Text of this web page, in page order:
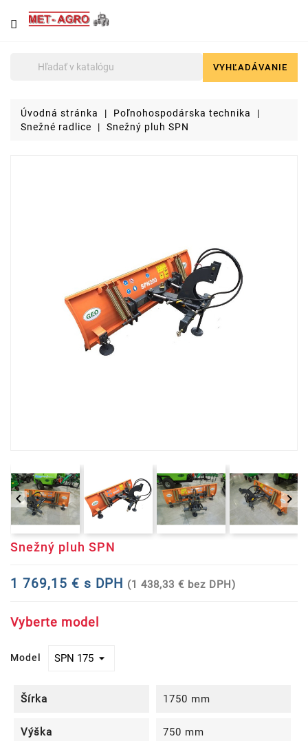
NÁJDETE
U
Lyžice
VYHĽADÁVANIE
Úvodná stránka
Poľnohospodárska technika
Snežné radlice
Snežný pluh SPN
 
Snežný pluh SPN
1 769,15 € s DPH (1 438,33 € bez DPH)
Vyberte model
Model
Šírka 1750 mm
Výška 750 mm